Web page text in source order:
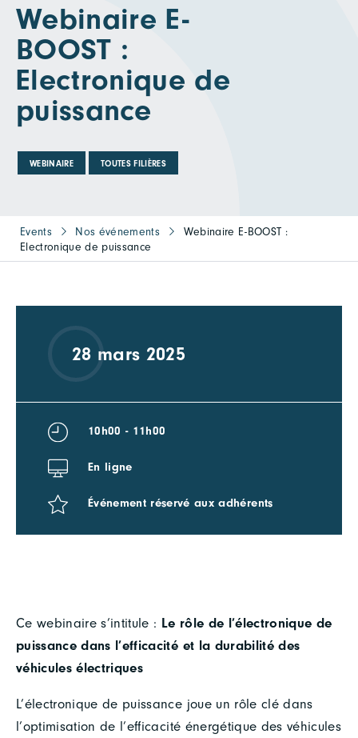
Webinaire E-
BOOST :
Electronique de
puissance
WEBINAIRE TOUTES FILIÈRES
Events Nos événements
Webinaire E-BOOST :
Electronique de puissance
Ce webinaire s’intitule : Le rôle de l’électronique de
puissance dans l’efficacité et la durabilité des
véhicules électriques
L’électronique de puissance joue un rôle clé dans
l’optimisation de l’efficacité énergétique des véhicules
28 mars 2025
10h00 - 11h00
En ligne
Événement réservé aux adhérents